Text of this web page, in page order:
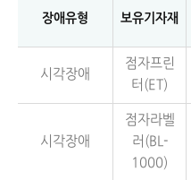
장애유형 보유기자재
시각장애
점자프린
터(ET)
시각장애
점자라벨
러(BL-
1000)